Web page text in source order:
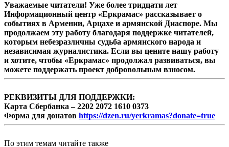
Уважаемые читатели! Уже более тридцати лет
Информационный центр «Еркрамас» рассказывает о
событиях в Армении, Арцахе и армянской Диаспоре. Мы
продолжаем эту работу благодаря поддержке читателей,
которым небезразличны судьба армянского народа и
независимая журналистика. Если вы цените нашу работу
и хотите, чтобы «Еркрамас» продолжал развиваться, вы
можете поддержать проект добровольным взносом.
РЕКВИЗИТЫ ДЛЯ ПОДДЕРЖКИ:
Карта Сбербанка – 2202 2072 1610 0373
Форма для донатов https://dzen.ru/yerkramas?donate=true
По этим темам читайте также